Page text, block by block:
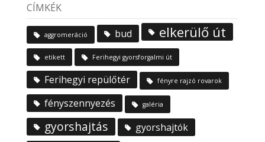
CÍMKÉK
aggromeráció bud elkerülő út
etikett Ferihegyi gyorsforgalmi út
Ferihegyi repülőtér fényre rajzó rovarok
fényszennyezés galéria
gyorshajtás gyorshajtók